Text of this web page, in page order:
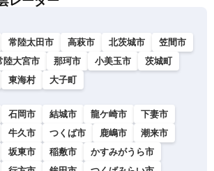
常陸太田市 高萩市 北茨城市
笠間市
陸大宮市 那珂市 小美玉市
茨城町
東海村 大子町
石岡市 結城市 龍ケ崎市
下妻市
牛久市 つくば市 鹿嶋市
潮来市
坂東市 稲敷市
かすみがうら市